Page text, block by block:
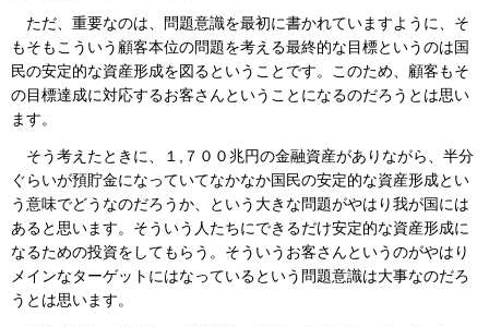
ただ、重要なのは、問題意識を最初に書かれていますように、そ
もそもこういう顧客本位の問題を考える最終的な目標というのは国
民の安定的な資産形成を図るということです。このため、顧客もそ
の目標達成に対応するお客さんということになるのだろうとは思い
ます。
そう考えたときに、１,７００兆円の金融資産がありながら、半分
ぐらいが預貯金になっていてなかなか国民の安定的な資産形成とい
う意味でどうなのだろうか、という大きな問題がやはり我が国には
あると思います。そういう人たちにできるだけ安定的な資産形成に
なるための投資をしてもらう。そういうお客さんというのがやはり
メインなターゲットにはなっているという問題意識は大事なのだろ
うとは思います。